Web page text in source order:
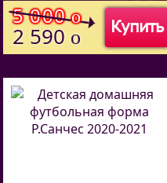
(Код:34737094
Купить
5 000o
2 590 o